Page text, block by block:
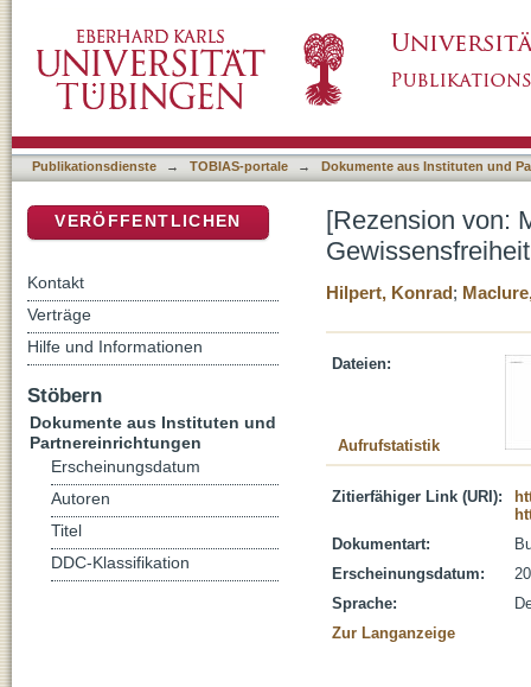
Suhrkamp, 2011]
Publikationsdienste → TOBIAS-portale → Dokumente aus Instituten und
[Rezension von:
Hilpert, Konrad;
Dateien:
Aufrufstatistik
Zitierfähiger Link (URI):
Dokumentart:
Erscheinungsdatum:
Sprache:
Zur Langanzeige
VERÖFFENTLICHEN
Kontakt
Verträge
Hilfe und Informationen
Stöbern
Dokumente aus Instituten und
Partnereinrichtungen
Erscheinungsdatum
Autoren
Titel
DDC-Klassifikation